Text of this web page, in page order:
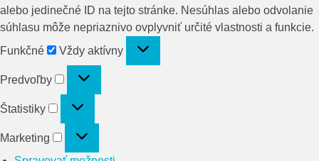
alebo jedinečné ID na tejto stránke. Nesúhlas alebo odvolanie
súhlasu môže nepriaznivo ovplyvniť určité vlastnosti a funkcie.
Funkčné
Funkčné
Vždy aktívny
Predvoľby
Predvoľby
Štatistiky
Štatistiky
Marketing
Marketing